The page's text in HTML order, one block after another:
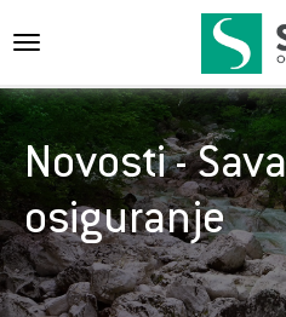
{{navigation}}
Novosti - Sava
osiguranje